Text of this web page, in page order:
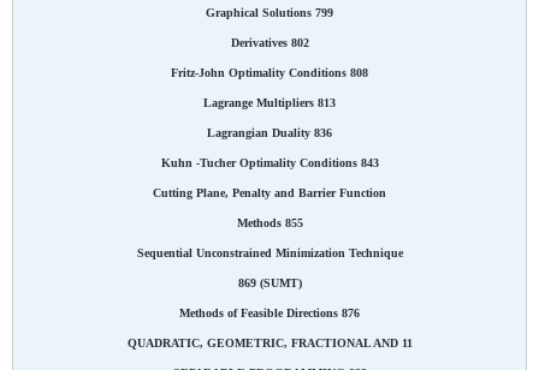
Graphical Solutions 799
Derivatives 802
Fritz-John Optimality Conditions 808
Lagrange Multipliers 813
Lagrangian Duality 836
Kuhn -Tucher Optimality Conditions 843
Cutting Plane, Penalty and Barrier Function
Methods 855
Sequential Unconstrained Minimization Technique
(SUMT) 869
Methods of Feasible Directions 876
11 QUADRATIC, GEOMETRIC, FRACTIONAL AND